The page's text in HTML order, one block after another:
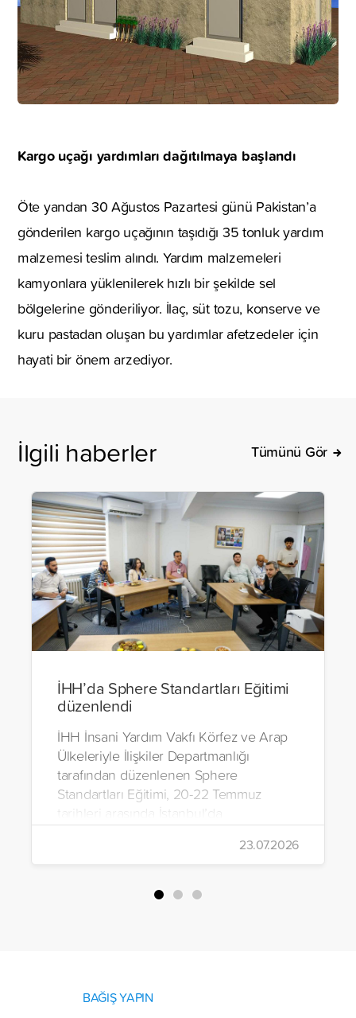
Kargo uçağı yardımları dağıtılmaya başlandı
Öte yandan 30 Ağustos Pazartesi günü Pakistan’a
gönderilen kargo uçağının taşıdığı 35 tonluk yardım
malzemesi teslim alındı. Yardım malzemeleri
kamyonlara yüklenilerek hızlı bir şekilde sel
bölgelerine gönderiliyor. İlaç, süt tozu, konserve ve
kuru pastadan oluşan bu yardımlar afetzedeler için
hayati bir önem arzediyor.
İlgili haberler Tümünü Gör
İHH’da Sphere Standartları Eğitimi
düzenlendi
İHH İnsani Yardım Vakfı Körfez ve Arap
Ülkeleriyle İlişkiler Departmanlığı
tarafından düzenlenen Sphere
Standartları Eğitimi, 20-22 Temmuz
gerçekleştirildi.
23.07.2026
BAĞIŞ YAPIN